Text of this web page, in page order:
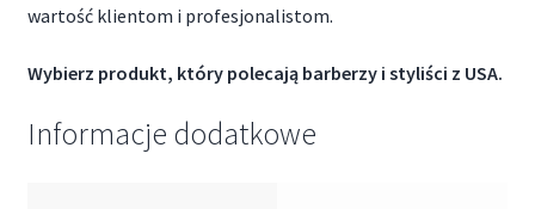
wartość klientom i profesjonalistom.
Wybierz produkt, który polecają barberzy i styliści z USA.
Informacje dodatkowe